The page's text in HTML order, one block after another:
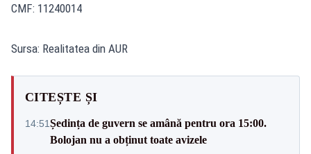
CMF: 11240014
Sursa: Realitatea din AUR
CITEȘTE ȘI
14:51Ședința de guvern se amână pentru ora 15:00.
Bolojan nu a obținut toate avizele